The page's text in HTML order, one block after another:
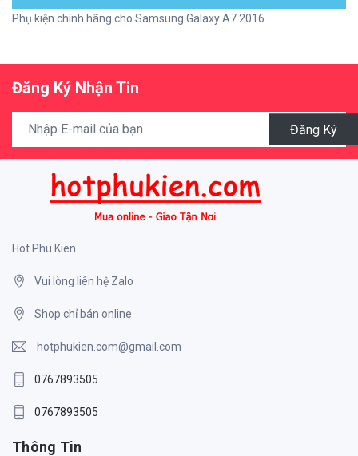
Phụ kiện chính hãng cho Samsung Galaxy A7 2016
Đăng Ký Nhận Tin
Đăng Ký
Hot Phu Kien
Vui lòng liên hệ Zalo
Shop chỉ bán online
hotphukien.com@gmail.com
0767893505
0767893505
Thông Tin